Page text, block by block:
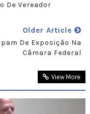
De Vereador
Older Article
De Exposição Na
Câmara Federal
View More